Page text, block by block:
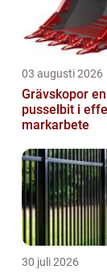
03 augusti 2026
Grävskopor en avgörande
pusselbit i
markarbete
30 juli 2026